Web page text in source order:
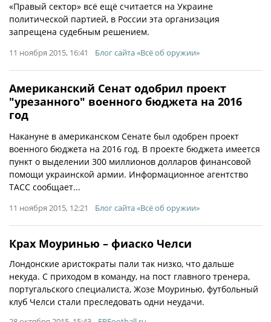
«Правый сектор» всё ещё считается на Украине
политической партией, в России эта организация
запрещена судебным решением.
11 ноября 2015, 16:41 Блог сайта «Всё об оружии»
Американский Сенат одобрил проект
"урезанного" военного бюджета на 2016
год
Накануне в американском Сенате был одобрен проект
военного бюджета на 2016 год. В проекте бюджета имеется
пункт о выделении 300 миллионов долларов финансовой
помощи украинской армии. Информационное агентство
ТАСС сообщает...
11 ноября 2015, 12:21 Блог сайта «Всё об оружии»
Крах Моуринью – фиаско Челси
Лондонские аристократы пали так низко, что дальше
некуда. С приходом в команду, на пост главного тренера,
португальского специалиста, Жозе Моуринью, футбольный
клуб Челси стали преследовать одни неудачи.